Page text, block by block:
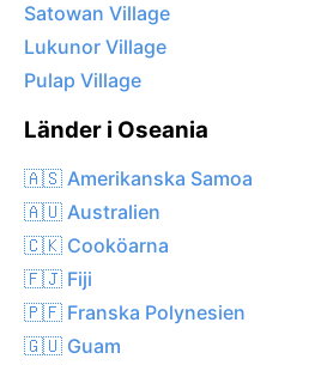
Satowan Village
Lukunor Village
Pulap Village
Länder i Oseania
🇦🇸 Amerikanska Samoa
🇦🇺 Australien
🇨🇰 Cooköarna
🇫🇯 Fiji
🇵🇫 Franska Polynesien
🇬🇺 Guam